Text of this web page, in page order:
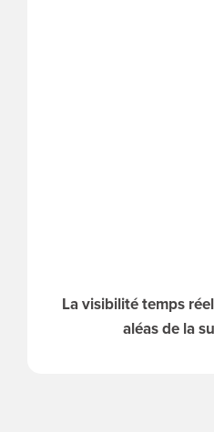
La visibilité temps
aléas de la